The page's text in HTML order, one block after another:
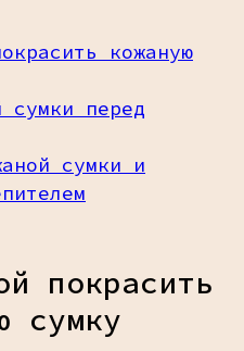
кожаную
сумки перед
сумки и
покрасить
сумку